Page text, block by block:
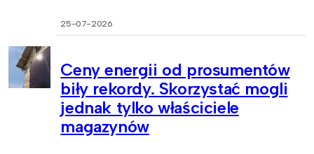
25-07-2026
Ceny energii od prosumentów
biły rekordy. Skorzystać mogli
jednak tylko właściciele
magazynów